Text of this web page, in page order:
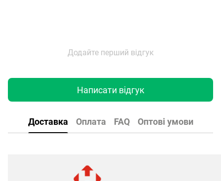
Додайте перший відгук
Написати відгук
Доставка Оплата FAQ Оптові умови